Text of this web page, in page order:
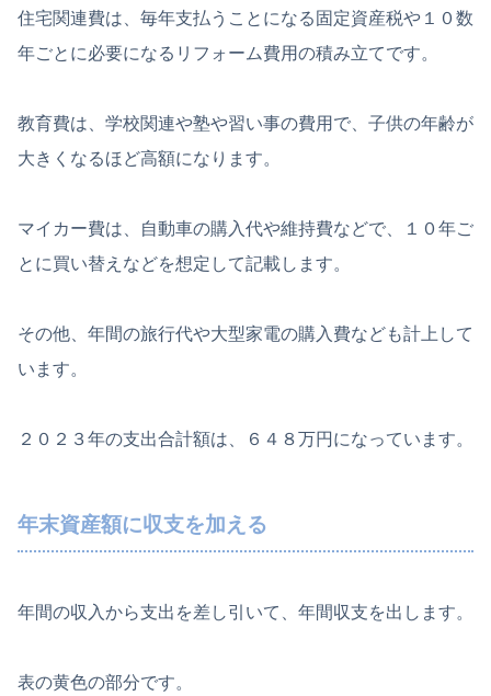
住宅関連費は、毎年支払うことになる固定資産税や１０数
年ごとに必要になるリフォーム費用の積み立てです。
教育費は、学校関連や塾や習い事の費用で、子供の年齢が
大きくなるほど高額になります。
マイカー費は、自動車の購入代や維持費などで、１０年ご
とに買い替えなどを想定して記載します。
その他、年間の旅行代や大型家電の購入費なども計上して
います。
２０２３年の支出合計額は、６４８万円になっています。
年末資産額に収支を加える
年間の収入から支出を差し引いて、年間収支を出します。
表の黄色の部分です。